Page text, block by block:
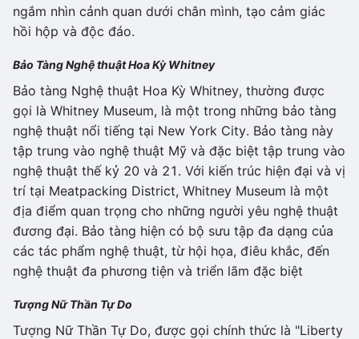
ngắm nhìn cảnh quan dưới chân mình, tạo cảm giác
hồi hộp và độc đáo.
Bảo Tàng Nghệ thuật Hoa Kỳ Whitney
Bảo tàng Nghệ thuật Hoa Kỳ Whitney, thường được
gọi là Whitney Museum, là một trong những bảo tàng
nghệ thuật nổi tiếng tại New York City. Bảo tàng này
tập trung vào nghệ thuật Mỹ và đặc biệt tập trung vào
nghệ thuật thế kỷ 20 và 21. Với kiến trúc hiện đại và vị
trí tại Meatpacking District, Whitney Museum là một
địa điểm quan trọng cho những người yêu nghệ thuật
đương đại. Bảo tàng hiện có bộ sưu tập đa dạng của
các tác phẩm nghệ thuật, từ hội họa, điêu khắc, đến
nghệ thuật đa phương tiện và triển lãm đặc biệt
Tượng Nữ Thần Tự Do
Tượng Nữ Thần Tự Do, được gọi chính thức là "Liberty